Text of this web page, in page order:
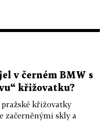
v černém BMW s
křižovatku?
pražské křižovatky
začerněnými skly a